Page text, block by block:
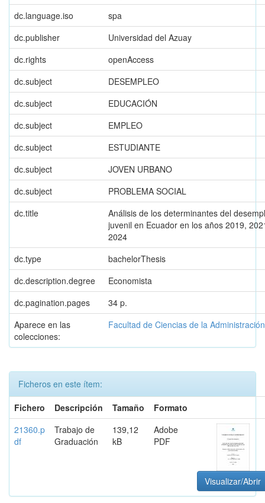
dc.language.iso
spa
dc.publisher
Universidad del Azuay
dc.rights
openAccess
dc.subject
DESEMPLEO
dc.subject
EDUCACIÓN
dc.subject
EMPLEO
dc.subject
ESTUDIANTE
dc.subject
JOVEN URBANO
dc.subject
PROBLEMA SOCIAL
dc.title
Análisis de los determinantes del
juvenil en Ecuador en los años 2019,
2024
dc.type
bachelorThesis
dc.description.degree
Economista
dc.pagination.pages
34 p.
Aparece en las
colecciones:
Facultad de Ciencias de la Administración
Ficheros en este ítem:
Fichero
Descripción Tamaño
Formato
21360.p
df
Trabajo de
Graduación
139,12
kB
Adobe
PDF
Visualizar/Abrir